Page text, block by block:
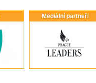
Mediální partneři